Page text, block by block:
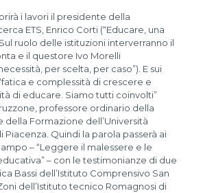
i lavori il presidente della
ETS, Enrico Corti (“Educare, una
ruolo delle istituzioni interverranno il
e il questore Ivo Morelli
per scelta, per caso”). E sui
e complessità di crescere e
di educare. Siamo tutti coinvolti”
professore ordinario della
della Formazione dell’Università
Piacenza. Quindi la parola passerà ai
– “Leggere il malessere e le
– con le testimonianze di due
Bassi dell’Istituto Comprensivo San
dell’Istituto tecnico Romagnosi di